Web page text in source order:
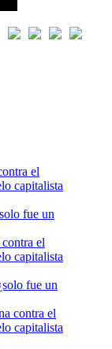
el
capitalista
fue un
el
capitalista
fue un
contra el
capitalista